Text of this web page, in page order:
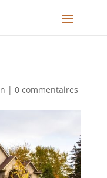
| 0 commentaires